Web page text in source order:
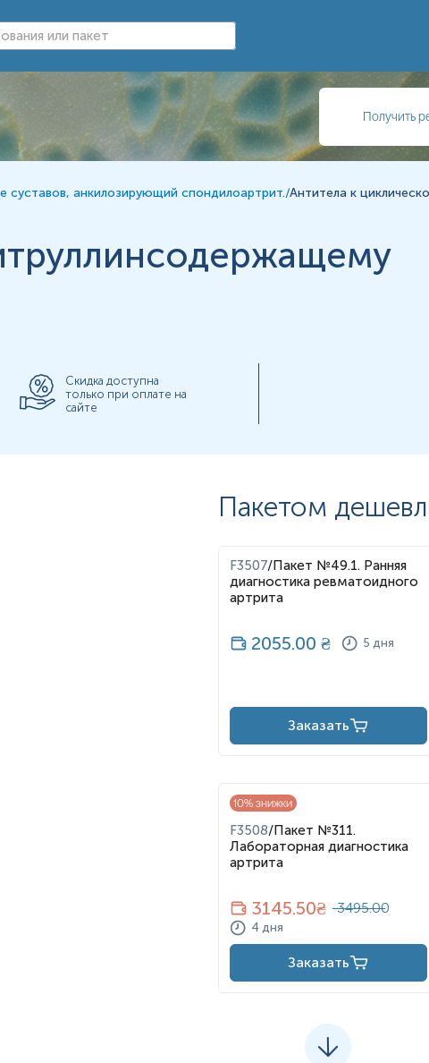
Получить
с изменением тест-систем.
анкилозирующий спондилоартрит./Антитела к
Скидка доступна
только при оплате на
сайте
Пакетом
F3507/Пакет №49.1. Ранняя
диагностика ревматоидного
артрита
2055.00 ₴ 5 дня
Заказать
10% знижки
F3508/Пакет №311.
Лабораторная диагностика
артрита
3145.50₴ 3495.00
4 дня
Заказать